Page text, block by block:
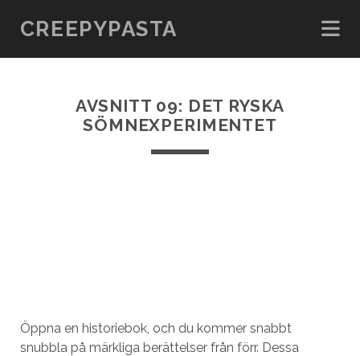
CREEPYPASTA
AVSNITT 09: DET RYSKA
SÖMNEXPERIMENTET
Öppna en historiebok, och du kommer snabbt
snubbla på märkliga berättelser från förr. Dessa